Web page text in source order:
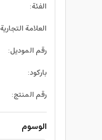
الفئة:
العلامة التجارية
رقم الموديل:
باركود:
رقم المنتج:
الوسوم